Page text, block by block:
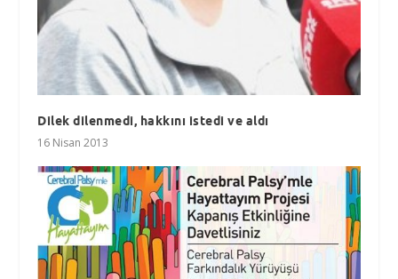
Dilek dilenmedi, hakkını istedi ve aldı
16 Nisan 2013